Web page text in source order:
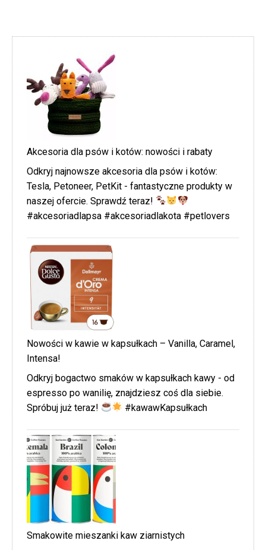
Akcesoria dla psów i kotów: nowości i rabaty
Odkryj najnowsze akcesoria dla psów i kotów:
Tesla, Petoneer, PetKit - fantastyczne produkty w
naszej ofercie. Sprawdź teraz!
#akcesoriadlapsa #akcesoriadlakota #petlovers
Nowości w kawie w kapsułkach – Vanilla, Caramel,
Intensa!
Odkryj bogactwo smaków w kapsułkach kawy - od
espresso po wanilię, znajdziesz coś dla siebie.
Spróbuj już teraz!
#kawawKapsułkach
Smakowite mieszanki kaw ziarnistych